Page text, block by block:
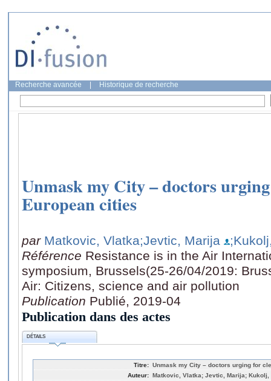
Recherche avancée Historique de recherche
Unmask my City – doctors
European cities
par Matkovic, Vlatka;Jevtic, Marija
Référence Resistance is in the Air
symposium, Brussels(25-26/04/2019:
Air: Citizens, science and air pollution
Publication Publié, 2019-04
Publication dans des actes
DÉTAILS
Titre: Unmask my City – doctors urging for
Auteur: Matkovic, Vlatka; Jevtic, Marija; Kukolj,